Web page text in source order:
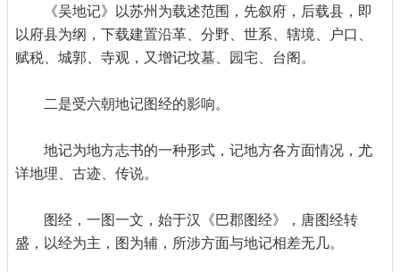
《吴地记》以苏州为载述范围，先叙府，后载县，即
以府县为纲，下载建置沿革、分野、世系、辖境、户口、
赋税、城郭、寺观，又增记坟墓、园宅、台阁。
二是受六朝地记图经的影响。
地记为地方志书的一种形式，记地方各方面情况，尤
详地理、古迹、传说。
图经，一图一文，始于汉《巴郡图经》，唐图经转
盛，以经为主，图为辅，所涉方面与地记相差无几。